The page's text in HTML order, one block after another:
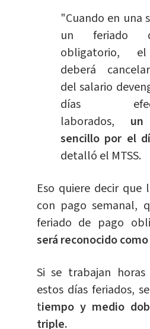
"Cuando en una
un feriado
obligatorio,
deberá
del salario
días
laborados, un
sencillo por el
detalló el MTSS.
Eso quiere decir que
con pago semanal,
feriado de pago
será reconocido
Si se trabajan
estos días feriados,
tiempo y medio
triple.